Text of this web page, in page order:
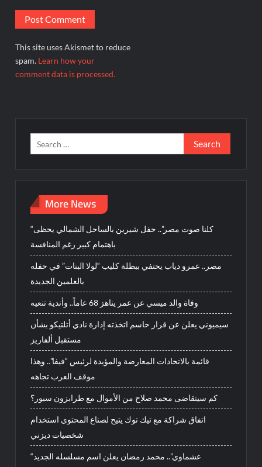
This site uses Akismet to reduce
spam. Learn how your
comment data is processed.
Search
for:
More News
“كلنا صوت مصر”.. حفل شيرين بالساحل الشمالي يحظى
باهتمام كبير رغم المنافسة
مصر.. عمرو دياب يحتفي ببطلة كليب “لولا البنات” في حفله
بالعلمين الجديدة
وفاة والد ميسي عن عمر يناهز 68 عاماً.. وأندية تنعيه
سيميوني يعلن عن قرار حاسم اتخذته إدارة نادي أتلتيكو بشأن
مستقبل ألفاريز
قائمة بالاتحادات المعارضة والمؤيدة لرئيس “فيفا”.. وهذا
موقف العرب تجاهه
كم سيتقاضى محمد صلاح من الأموال مع طرابزون سبور؟
اتفاق شراكة مع تيك توك يتيح لصناع المحتوى استخدام
شخصيات ديزني
“عشماوي”.. محمد رمضان يعلن اسم مسلسله الجديد